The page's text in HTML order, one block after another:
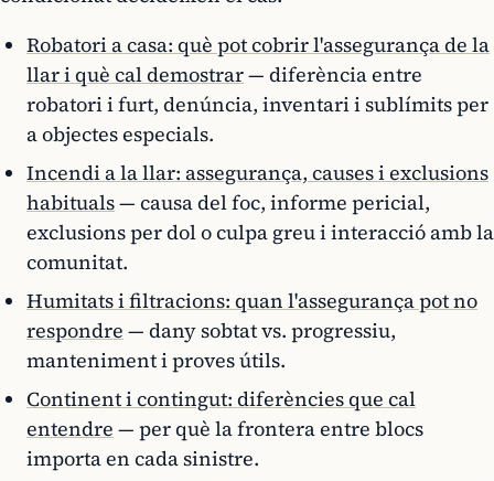
Robatori a casa: què pot cobrir l'assegurança de la
llar i què cal demostrar— diferència entre
robatori i furt, denúncia, inventari i sublímits per
a objectes especials.
Incendi a la llar: assegurança, causes i exclusions
habituals— causa del foc, informe pericial,
exclusions per dol o culpa greu i interacció amb la
comunitat.
Humitats i filtracions: quan l'assegurança pot no
respondre — dany sobtat vs. progressiu,
manteniment i proves útils.
Continent i contingut: diferències que cal
entendre — per què la frontera entre blocs
importa en cada sinistre.